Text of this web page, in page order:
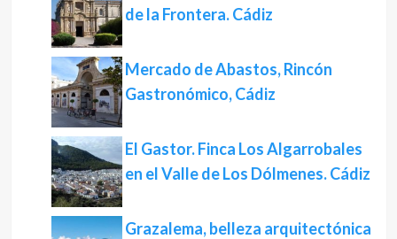
de la Frontera. Cádiz
Mercado de Abastos, Rincón
Gastronómico, Cádiz
El Gastor. Finca Los Algarrobales
en el Valle de Los Dólmenes. Cádiz
Grazalema, belleza arquitectónica